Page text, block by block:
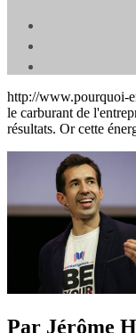
http://www.pourquoi-
le carburant de
résultats. Or cette
Par Jérôme